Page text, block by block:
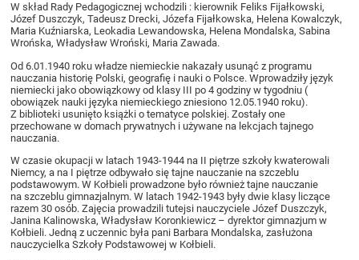
W skład Rady Pedagogicznej wchodzili : kierownik Feliks Fijałkowski,
Józef Duszczyk, Tadeusz Drecki, Józefa Fijałkowska, Helena Kowalczyk,
Maria Kuźniarska, Leokadia Lewandowska, Helena Mondalska, Sabina
Wrońska, Władysław Wroński, Maria Zawada.
Od 6.01.1940 roku władze niemieckie nakazały usunąć z programu
nauczania historię Polski, geografię i nauki o Polsce. Wprowadziły język
niemiecki jako obowiązkowy od klasy III po 4 godziny w tygodniu (
obowiązek nauki języka niemieckiego zniesiono 12.05.1940 roku).
Z biblioteki usunięto książki o tematyce polskiej. Zostały one
przechowane w domach prywatnych i używane na lekcjach tajnego
nauczania.
W czasie okupacji w latach 1943-1944 na II piętrze szkoły kwaterowali
Niemcy, a na I piętrze odbywało się tajne nauczanie na szczeblu
podstawowym. W Kołbieli prowadzone było również tajne nauczanie
na szczeblu gimnazjalnym. W latach 1942-1943 były dwie klasy liczące
razem 30 osób. Zajęcia prowadzili tutejsi nauczyciele Józef Duszczyk,
Janina Kalinowska, Władysław Koronkiewicz – dyrektor gimnazjum w
Kołbieli. Jedną z uczennic była pani Barbara Mondalska, zasłużona
nauczycielka Szkoły Podstawowej w Kołbieli.